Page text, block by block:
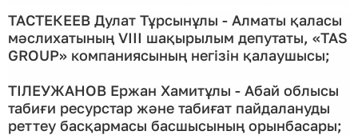
ТАСТЕКЕЕВ Дулат Тұрсынұлы - Алматы қаласы
мәслихатының VIII шақырылым депутаты, «TAS
GROUP» компаниясының негізін қалаушысы;
ТІЛЕУЖАНОВ Ержан Хамитұлы - Абай облысы
табиғи ресурстар және табиғат пайдалануды
реттеу басқармасы басшысының орынбасары;